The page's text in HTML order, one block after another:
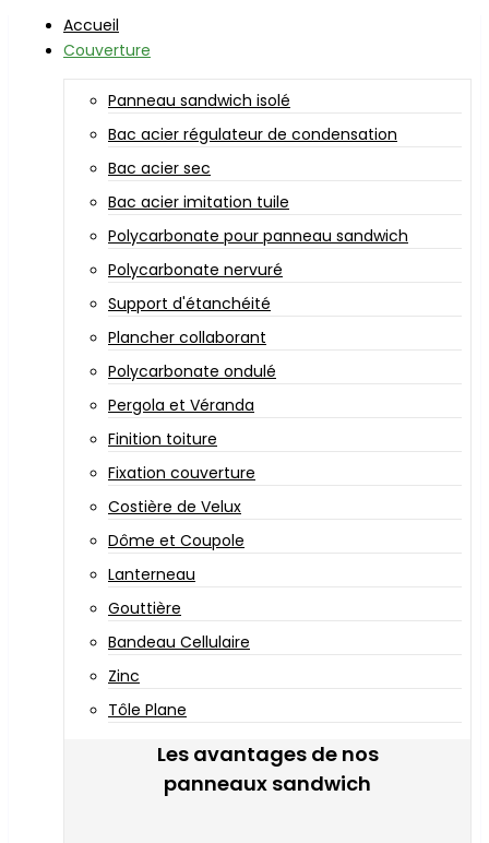
Accueil
Couverture
Panneau sandwich isolé
Bac acier régulateur de condensation
Bac acier sec
Bac acier imitation tuile
Polycarbonate pour panneau sandwich
Polycarbonate nervuré
Support d'étanchéité
Plancher collaborant
Polycarbonate ondulé
Pergola et Véranda
Finition toiture
Fixation couverture
Costière de Velux
Dôme et Coupole
Lanterneau
Gouttière
Bandeau Cellulaire
Zinc
Tôle Plane
Les avantages de nos
panneaux sandwich